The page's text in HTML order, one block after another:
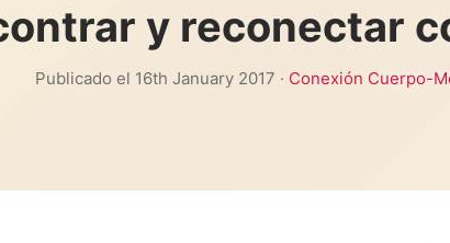
y reconectar
Publicado el 16th January 2017 · Conexión Cuerpo-